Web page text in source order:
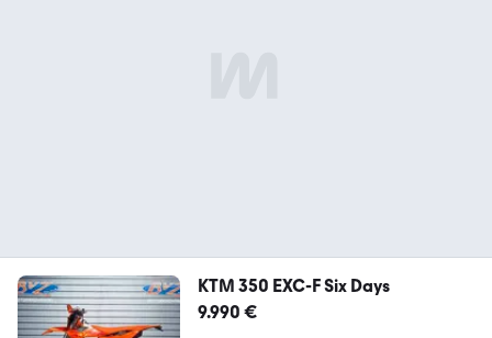
KTM 350 EXC-F Six Days
9.990 €